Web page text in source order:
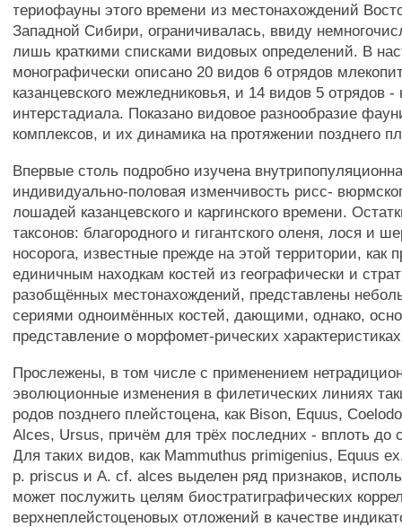
териофауны этого времени из местонахождений
Западной Сибири, ограничивалась, ввиду
лишь краткими списками видовых определений. В
монографически описано 20 видов 6 отрядов
казанцевского межледниковья, и 14 видов 5 отрядов -
интерстадиала. Показано видовое разнообразие
комплексов, и их динамика на протяжении позднего
Впервые столь подробно изучена
индивидуально-половая изменчивость рисс-
лошадей казанцевского и каргинского времени.
таксонов: благородного и гигантского оленя, лося и
носорога, известные прежде на этой территории, как
единичным находкам костей из географически и
разобщённых местонахождений, представлены
сериями одноимённых костей, дающими, однако,
представление о морфомет-рических
Прослежены, в том числе с применением
эволюционные изменения в филетических линиях
родов позднего плейстоцена, как Bison, Equus,
Alces, Ursus, причём для трёх последних - вплоть до
Для таких видов, как Mammuthus primigenius, Equus
p. priscus и A. cf. alces выделен ряд признаков,
может послужить целям биостратиграфических
верхнеплейстоценовых отложений в качестве